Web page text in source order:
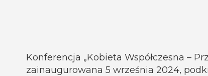
Konferencja „Kobieta Współczesna –
zainaugurowana 5 września 2024,